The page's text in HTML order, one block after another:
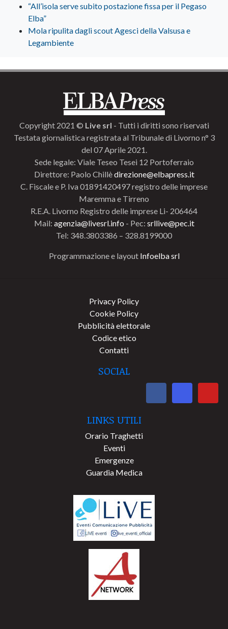
“All’isola serve subito postazione fissa per il Pegaso
Elba”
Mola ripulita dagli scout Agesci della Valsusa e
Legambiente
Copyright 2021 © Live srl - Tutti i diritti sono riservati
Testata giornalistica registrata al Tribunale di Livorno n° 3
del 07 Aprile 2021.
Sede legale: Viale Teseo Tesei 12 Portoferraio
Direttore: Paolo Chillèdirezione@elbapress.it
C. Fiscale e P. Iva 01891420497 registro delle imprese
Maremma e Tirreno
R.E.A. Livorno Registro delle imprese Li- 206464
Mail: agenzia@livesrl.info - Pec: srllive@pec.it
Tel: 348.3803386 – 328.8199000
Programmazione e layout Infoelba srl
Privacy Policy
Cookie Policy
Pubblicità elettorale
Codice etico
Contatti
SOCIAL
LINKS UTILI
Orario Traghetti
Eventi
Emergenze
Guardia Medica